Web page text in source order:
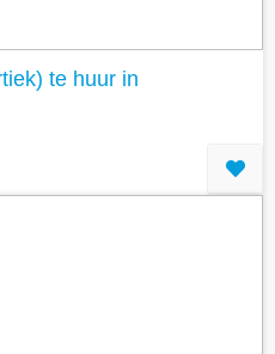
te huur in